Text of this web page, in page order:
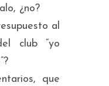
¿no?
al
club “yo
que